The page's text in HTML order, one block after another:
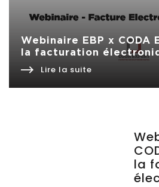
Webinaire EBP x CODA
la facturation
Lire la suite
la